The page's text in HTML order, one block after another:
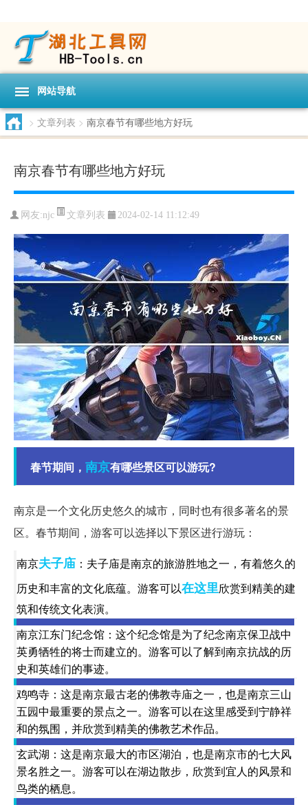
网站导航
> 文章列表 > 南京春节有哪些地方好玩
南京春节有哪些地方好玩
网友:njc 文章列表 2024-02-14 11:12:49
春节期间， 南京有哪些景区可以游玩?
南京是一个文化历史悠久的城市，同时也有很多著名的景
区。春节期间，游客可以选择以下景区进行游玩：
南京夫子庙 ：夫子庙是南京的旅游胜地之一，有着悠久的
历史和丰富的文化底蕴。游客可以在这里欣赏到精美的建
筑和传统文化表演。
南京江东门纪念馆：这个纪念馆是为了纪念南京保卫战中
英勇牺牲的将士而建立的。游客可以了解到南京抗战的历
史和英雄们的事迹。
鸡鸣寺：这是南京最古老的佛教寺庙之一，也是南京三山
五园中最重要的景点之一。游客可以在这里感受到宁静祥
和的氛围，并欣赏到精美的佛教艺术作品。
玄武湖：这是南京最大的市区湖泊，也是南京市的七大风
景名胜之一。游客可以在湖边散步，欣赏到宜人的风景和
鸟类的栖息。